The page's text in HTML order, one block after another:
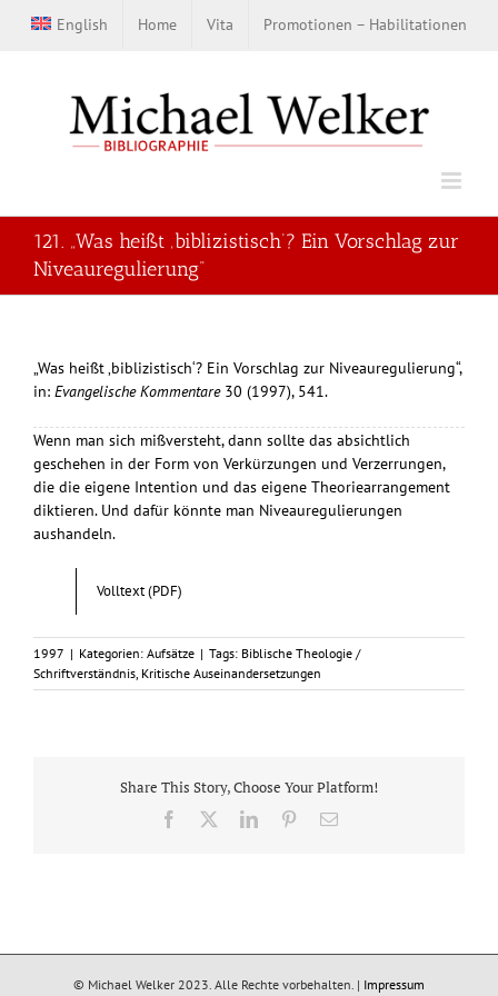
Inhalt
English Home Vita Promotionen – Habilitationen
121. „Was heißt ‚biblizistisch‘? Ein Vorschlag zur
Niveauregulierung“
„Was heißt ‚biblizistisch‘? Ein Vorschlag zur Niveauregulierung“,
in: Evangelische Kommentare30 (1997), 541.
Wenn man sich mißversteht, dann sollte das absichtlich
geschehen in der Form von Verkürzungen und Verzerrungen,
die die eigene Intention und das eigene Theoriearrangement
diktieren. Und dafür könnte man Niveauregulierungen
aushandeln.
Volltext (PDF)
1997 | Kategorien: Aufsätze | Tags: Biblische Theologie /
Schriftverständnis, Kritische Auseinandersetzungen
Share This Story, Choose Your Platform!
Facebook LinkedInPinterest
E-
© Michael Welker 2023. Alle Rechte vorbehalten. | Impressum